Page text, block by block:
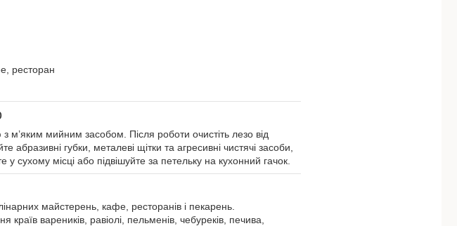
ресторан
мийним засобом. Після роботи очистіть лезо від
абразивні губки, металеві щітки та агресивні чистячі засоби,
у сухому місці або підвішуйте за петельку на кухонний гачок.
майстерень, кафе, ресторанів і пекарень.
вареників, равіолі, пельменів, чебуреків, печива,